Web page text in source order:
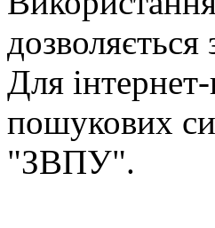
Для
пошукових
"ЗВПУ".